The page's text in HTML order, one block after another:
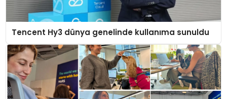
Tencent Hy3 dünya genelinde kullanıma sunuldu